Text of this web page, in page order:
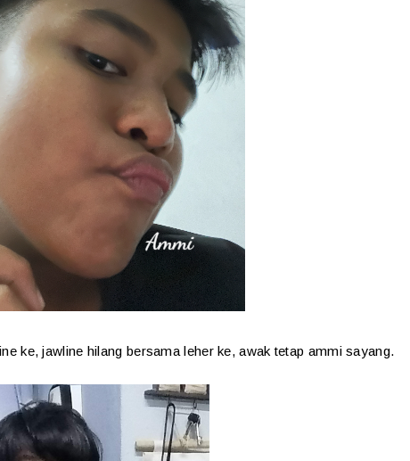
ke, jawline hilang bersama leher ke, awak tetap ammi sayang.